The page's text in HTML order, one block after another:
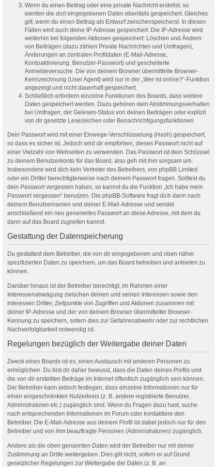
Wenn du einen Beitrag oder eine private Nachricht erstellst, so
werden die dort eingegebenen Daten ebenfalls gespeichert. Gleiches
gilt, wenn du einen Beitrag als Entwurf zwischenspeicherst. In diesen
Fällen wird auch deine IP-Adresse gespeichert. Die IP-Adresse wird
weiterhin bei folgenden Aktionen gespeichert: Löschen und Ändern
von Beiträgen (dazu zählen Private Nachrichten und Umfragen),
Änderungen an zentralen Profildaten (E-Mail-Adresse,
Kontoaktivierung, Benutzer-Passwort) und gescheiterte
Anmeldeversuche. Die von deinem Browser übermittelte Browser-
Kennzeichnung (User Agent) wird nur in der „Wer ist online?“-Funktion
angezeigt und nicht dauerhaft gespeichert.
Schließlich erfordern einzelne Funktionen des Boards, dass weitere
Daten gespeichert werden. Dazu gehören dein Abstimmungsverhalten
bei Umfragen, der Gelesen-Status von deinen Beiträgen oder explizit
von dir gesetzte Lesezeichen oder Benachrichtigungsfunktionen.
Dein Passwort wird mit einer Einwege-Verschlüsselung (Hash) gespeichert,
so dass es sicher ist. Jedoch wird dir empfohlen, dieses Passwort nicht auf
einer Vielzahl von Webseiten zu verwenden. Das Passwort ist dein Schlüssel
zu deinem Benutzerkonto für das Board, also geh mit ihm sorgsam um.
Insbesondere wird dich kein Vertreter des Betreibers, von phpBB Limited
oder ein Dritter berechtigterweise nach deinem Passwort fragen. Solltest du
dein Passwort vergessen haben, so kannst du die Funktion „Ich habe mein
Passwort vergessen“ benutzen. Die phpBB-Software fragt dich dann nach
deinem Benutzernamen und deiner E-Mail-Adresse und sendet
anschließend ein neu generiertes Passwort an diese Adresse, mit dem du
dann auf das Board zugreifen kannst.
Gestattung der Datenspeicherung
Du gestattest dem Betreiber, die von dir eingegebenen und oben näher
spezifizierten Daten zu speichern, um das Board betreiben und anbieten zu
können.
Darüber hinaus ist der Betreiber berechtigt, im Rahmen einer
Interessenabwägung zwischen deinen und seinen Interessen sowie den
Interessen Dritter, Zeitpunkte von Zugriffen und Aktionen zusammen mit
deiner IP-Adresse und der von deinem Browser übermittelter Browser-
Kennung zu speichern, sofern dies zur Gefahrenabwehr oder zur rechtlichen
Nachverfolgbarkeit notwendig ist.
Regelungen bezüglich der Weitergabe deiner Daten
Zweck eines Boards ist es, einen Austausch mit anderen Personen zu
ermöglichen. Du bist dir daher bewusst, dass die Daten deines Profils und
die von dir erstellten Beiträge im Internet öffentlich zugänglich sein können.
Der Betreiber kann jedoch festlegen, dass einzelne Informationen nur für
einen eingeschränkten Nutzerkreis (z. B. andere registrierte Benutzer,
Administratoren etc.) zugänglich sind. Wenn du Fragen dazu hast, suche
nach entsprechenden Informationen im Forum oder kontaktiere den
Betreiber. Die E-Mail-Adresse aus deinem Profil ist dabei jedoch nur für den
Betreiber und von ihm beauftragte Personen (Administratoren) zugänglich.
Andere als die oben genannten Daten wird der Betreiber nur mit deiner
Zustimmung an Dritte weitergeben. Dies gilt nicht, sofern er auf Grund
gesetzlicher Regelungen zur Weitergabe der Daten (z. B. an